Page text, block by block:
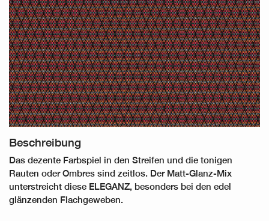
Beschreibung
Das dezente Farbspiel in den Streifen und die tonigen
Rauten oder Ombres sind zeitlos. Der Matt-Glanz-Mix
unterstreicht diese ELEGANZ, besonders bei den edel
glänzenden Flachgeweben.